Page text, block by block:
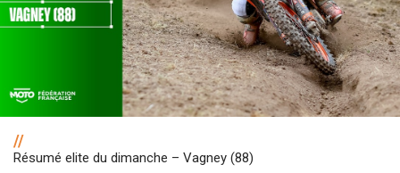
//
Résumé elite du dimanche – Vagney (88)